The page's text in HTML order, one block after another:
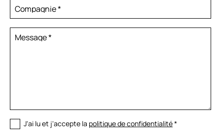
Compagnie*
Message*
J'ai lu et j'accepte la politique de confidentialité*